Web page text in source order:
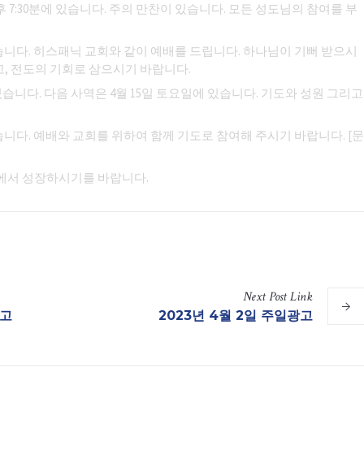
7:30분에 있습니다. 주의 만찬이 있습니다. 모든 성도님의 참여를 부
다. 히스패닉 교회와 같이 예배를 드립니다. 하나님이 기뻐 받으시
전도의 기회로 삼으시기 바랍니다.
니다. 다음 사역은 4월 15일 토요일에 있습니다. 기도와 성원 그리고
다. 예배와 교회를 위하여 함께 기도로 참여해 주시기 바랍니다. [문
서 성장하시기를 바랍니다.
NextPostLink
2023년 4월 2일 주일광고